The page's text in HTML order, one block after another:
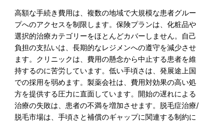
高額な手続き費用は、複数の地域で大規模な患者グルー
プへのアクセスを制限します。保険プランは、化粧品や
選択的治療カテゴリーをほとんどカバーしません。自己
負担の支払いは、長期的なレジメンへの遵守を減少させ
ます。クリニックは、費用の懸念から中止する患者を維
持するのに苦労しています。低い手頃さは、発展途上国
での採用を弱めます。製薬会社は、費用対効果の高い処
方を提供する圧力に直面しています。開始の遅れによる
治療の失敗は、患者の不満を増加させます。脱毛症治療/
脱毛市場は、手頃さと補償のギャップに関連する制約に